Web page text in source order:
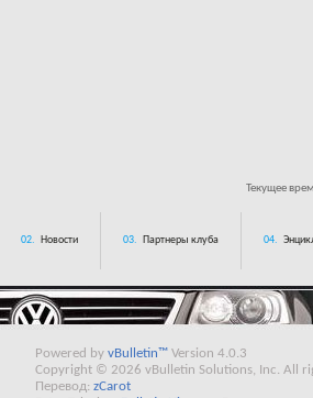
Текущее
02. Новости 03. Партнеры клуба 04.
Powered by vBulletin™ Version 4.0.3
Copyright © 2026 vBulletin Solutions, Inc. All
Перевод: zCarot